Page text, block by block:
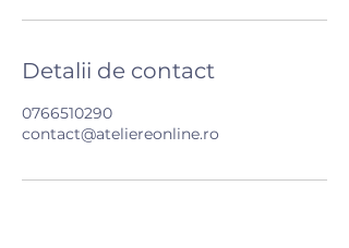
Detalii de contact
0766510290
contact@ateliereonline.ro